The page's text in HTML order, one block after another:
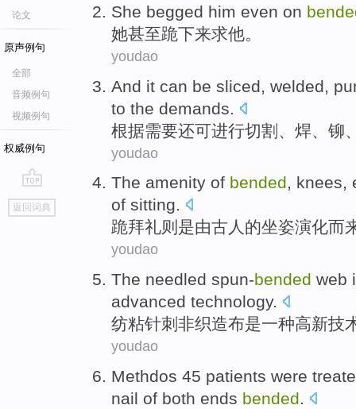
论文
原声例句
全部
音频例句
视频例句
权威例句
go
top
返回词典
She begged him even on
她甚至跪下来求他。
youdao
And it can be sliced welded
to the demands
根据需要还可进行切割 焊 、铆
youdao
The amenity of bended, knees,
of sitting.
跪拜礼则 是由古人 的坐姿演化而
youdao
The needled spun-bended web
advanced technology.
纺粘针刺非织造布是一种高新技
youdao
Methdos 45 patients were
nail of both ends bended.